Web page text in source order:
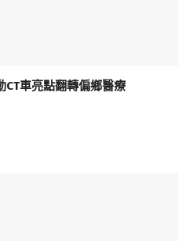
車亮點翻轉偏鄉醫療